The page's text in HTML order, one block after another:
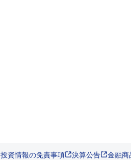
投資情報の免責事項 決算公告 金融